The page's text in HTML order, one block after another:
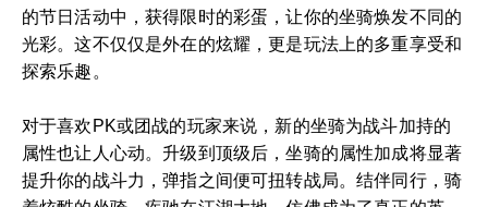
的节日活动中，获得限时的彩蛋，让你的坐骑焕发不同的
光彩。这不仅仅是外在的炫耀，更是玩法上的多重享受和
探索乐趣。
对于喜欢PK或团战的玩家来说，新的坐骑为战斗加持的
属性也让人心动。升级到顶级后，坐骑的属性加成将显著
提升你的战斗力，弹指之间便可扭转战局。结伴同行，骑